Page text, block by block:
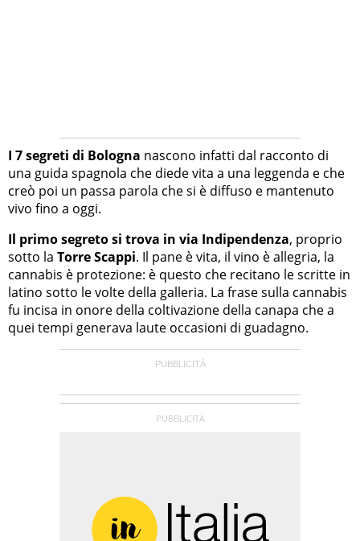
I 7 segreti di Bologna nascono infatti dal racconto di
una guida spagnola che diede vita a una leggenda e che
creò poi un passa parola che si è diffuso e mantenuto
vivo fino a oggi.
Il primo segreto si trova in via Indipendenza, proprio
sotto la Torre Scappi. Il pane è vita, il vino è allegria, la
cannabis è protezione: è questo che recitano le scritte in
latino sotto le volte della galleria. La frase sulla cannabis
fu incisa in onore della coltivazione della canapa che a
quei tempi generava laute occasioni di guadagno.